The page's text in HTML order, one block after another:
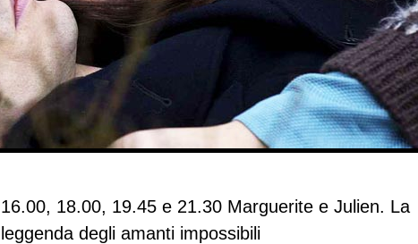
16.00, 18.00, 19.45 e 21.30 Marguerite e Julien. La
leggenda degli amanti impossibili